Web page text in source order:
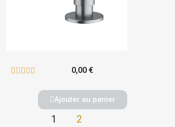
     0,00 €
Ajouter au panier
1 2